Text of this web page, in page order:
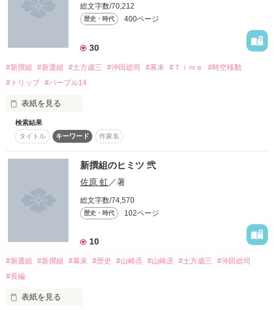
2011.4.15
作品を読む
この胸を焦がす恋情
*****************************
加筆修正中
(注)新選組をもとにしたフィクションです。
様々な設定や時期等は、物語と人物の設定上、忠実に沿わない
部分が多々ございます。
現在は弐を更新中です。
短編集もあります。
2011,11,6━2012,07,16
100万PVありがとうございます！
感想レビュー等お待ちしています^^
**
「私は一回死んだんだ
もう何も怖くない――」
これはシリアス？
総文字数/70,212
歴史・時代 400ページ
30
#新撰組 #新選組 #土方歳三 #沖田総司 #幕末 #Ｔｉｍｅ
#時空移動
#トリップ #パープル14
表紙を見る
現代の少女がやって来たのは一一一一一
「…………………ココどこ？」
なんと、あの『江戸時代』だった!!
検索結果
タイトル
キーワード 作家名
新撰組のヒミツ 弐
佐原 虹／著
総文字数/74,570
歴史・時代 102ページ
10
#新選組 #新撰組 #幕末 #歴史 #山崎烝 #山崎丞 #土方歳三
#沖田総司
#長編
表紙を見る